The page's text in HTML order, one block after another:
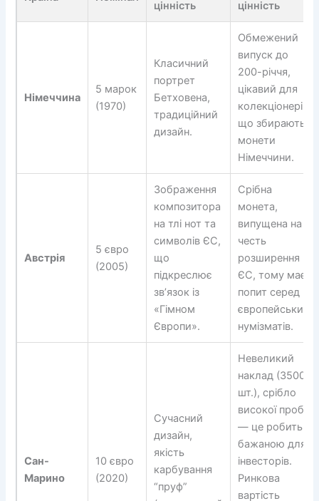
цінність
цінність
Німеччина
5 марок
(1970)
Класичний
портрет
Бетховена,
традиційний
дизайн.
Обмежений
випуск до
200-річчя,
цікавий для
колекціонерів,
що збирають
монети
Німеччини.
Австрія
5 євро
(2005)
Зображення
композитора
на тлі нот та
символів ЄС,
що
підкреслює
зв’язок із
«Гімном
Європи».
Срібна
монета,
випущена на
честь
розширення
ЄС, тому має
попит серед
європейських
нумізматів.
Сан-
Марино
10 євро
(2020)
Сучасний
дизайн,
якість
карбування
“пруф”
Невеликий
наклад (3500
шт.), срібло
високої проби
— це робить її
бажаною для
інвесторів.
Ринкова
вартість